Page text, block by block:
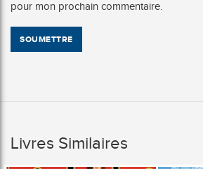
pour mon prochain commentaire.
Livres Similaires